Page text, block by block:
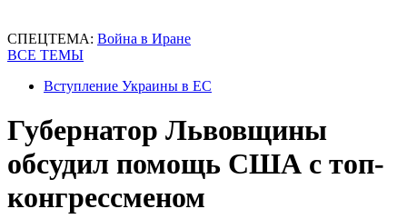
СПЕЦТЕМА: Война в Иране
ВСЕ ТЕМЫ
Вступление Украины в ЕС
Губернатор Львовщины
обсудил помощь США с топ-
конгрессменом